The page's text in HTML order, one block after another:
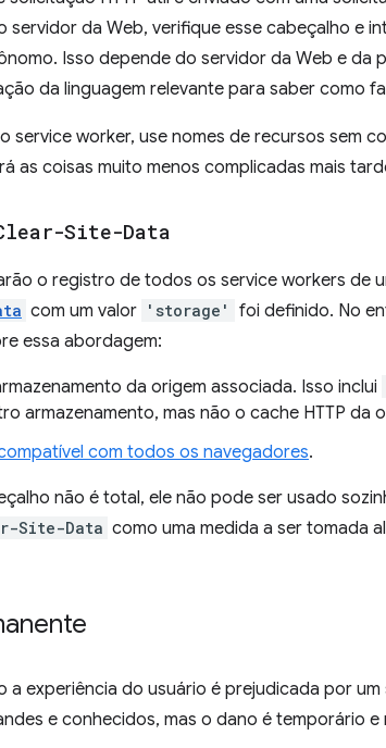
servidor da Web, verifique esse cabeçalho e
Isso depende do servidor da Web e da
da linguagem relevante para saber como
service worker, use nomes de recursos sem
as coisas muito menos complicadas mais
Site-Data
o registro de todos os service workers de
com um valor 'storage'
foi definido. No
essa abordagem:
da origem associada. Isso inclui
armazenamento, mas não o cache HTTP da
com todos os navegadores.
não é total, ele não pode ser usado
Site-Data como uma medida a ser tomada
a experiência do usuário é prejudicada por
e conhecidos, mas o dano é temporário e